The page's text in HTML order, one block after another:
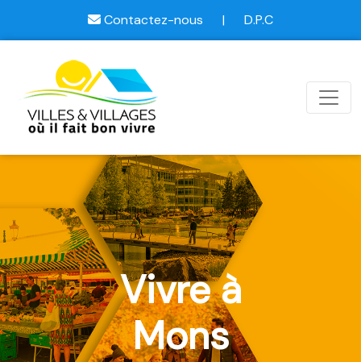
Contactez-nous | D.P.C
Vivre à
Mons